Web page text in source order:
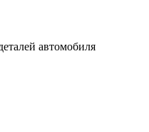
автомобиля